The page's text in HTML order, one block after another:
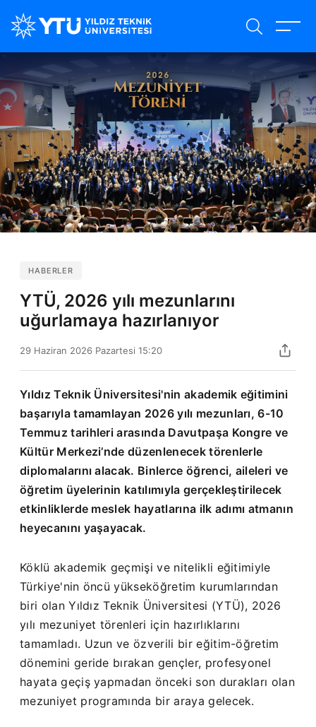
içeriğe
HABERLER
YTÜ, 2026 yılı mezunlarını
uğurlamaya hazırlanıyor
29 Haziran 2026 Pazartesi 15:20
Yıldız Teknik Üniversitesi'nin akademik eğitimini
başarıyla tamamlayan 2026 yılı mezunları, 6-10
Temmuz tarihleri arasında Davutpaşa Kongre ve
Kültür Merkezi’nde düzenlenecek törenlerle
diplomalarını alacak. Binlerce öğrenci, aileleri ve
öğretim üyelerinin katılımıyla gerçekleştirilecek
etkinliklerde meslek hayatlarına ilk adımı atmanın
heyecanını yaşayacak.
Köklü akademik geçmişi ve nitelikli eğitimiyle
Türkiye'nin öncü yükseköğretim kurumlarından
biri olan Yıldız Teknik Üniversitesi (YTÜ), 2026
yılı mezuniyet törenleri için hazırlıklarını
tamamladı. Uzun ve özverili bir eğitim-öğretim
dönemini geride bırakan gençler, profesyonel
hayata geçiş yapmadan önceki son durakları olan
mezuniyet programında bir araya gelecek.